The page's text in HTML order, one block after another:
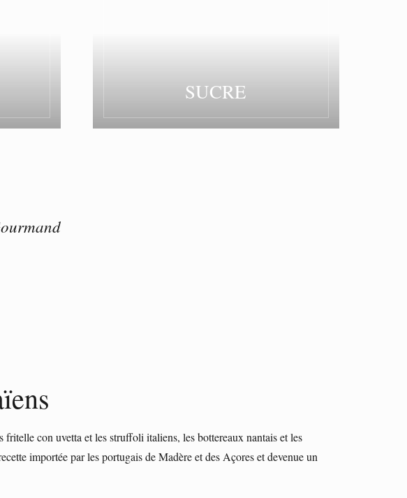
SUCRE
con uvetta et les struffoli italiens, les bottereaux nantais et les
importée par les portugais de Madère et des Açores et devenue un